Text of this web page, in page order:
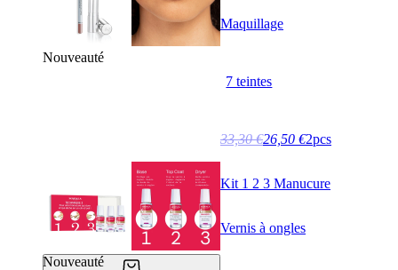
Nouveauté
Maquillage
7 teintes
33,30 €26,50 €2pcs
Nouveauté
Kit 1 2 3 Manucure
Vernis à ongles